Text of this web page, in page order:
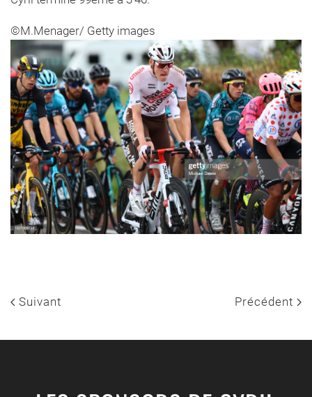
©M.Menager/ Getty images
Suivant Précédent